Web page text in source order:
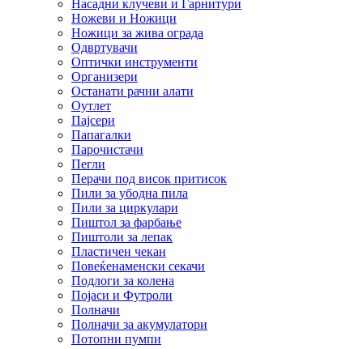
Насадни клучеви и Гарнитури
Ножеви и Ножици
Ножици за жива ограда
Одвртувачи
Оптички инструменти
Организери
Останати рачни алати
Оутлет
Пајсери
Папагалки
Парочистачи
Пегли
Перачи под висок притисок
Пили за убодна пила
Пили за циркулари
Пиштол за фарбање
Пиштоли за лепак
Пластичен чекан
Повеќенаменски секачи
Подлоги за колена
Појаси и Футроли
Полначи
Полначи за акумулатори
Потопни пумпи